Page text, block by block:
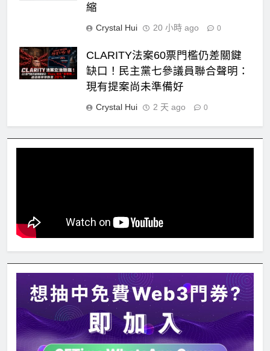
縮
Crystal Hui 20 小時 ago 0
CLARITY法案60票門檻仍差關鍵
缺口！民主黨七參議員聯合聲明：
現有提案尚未準備好
Crystal Hui 2 天 ago 0